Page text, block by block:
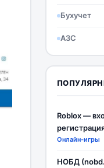
Бухучет
АЗС
Roblox —
Онлайн-игры
НОБД